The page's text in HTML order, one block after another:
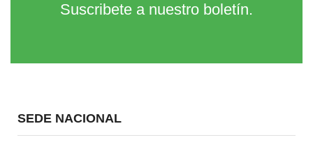
Suscribete a nuestro boletín.
SEDE NACIONAL